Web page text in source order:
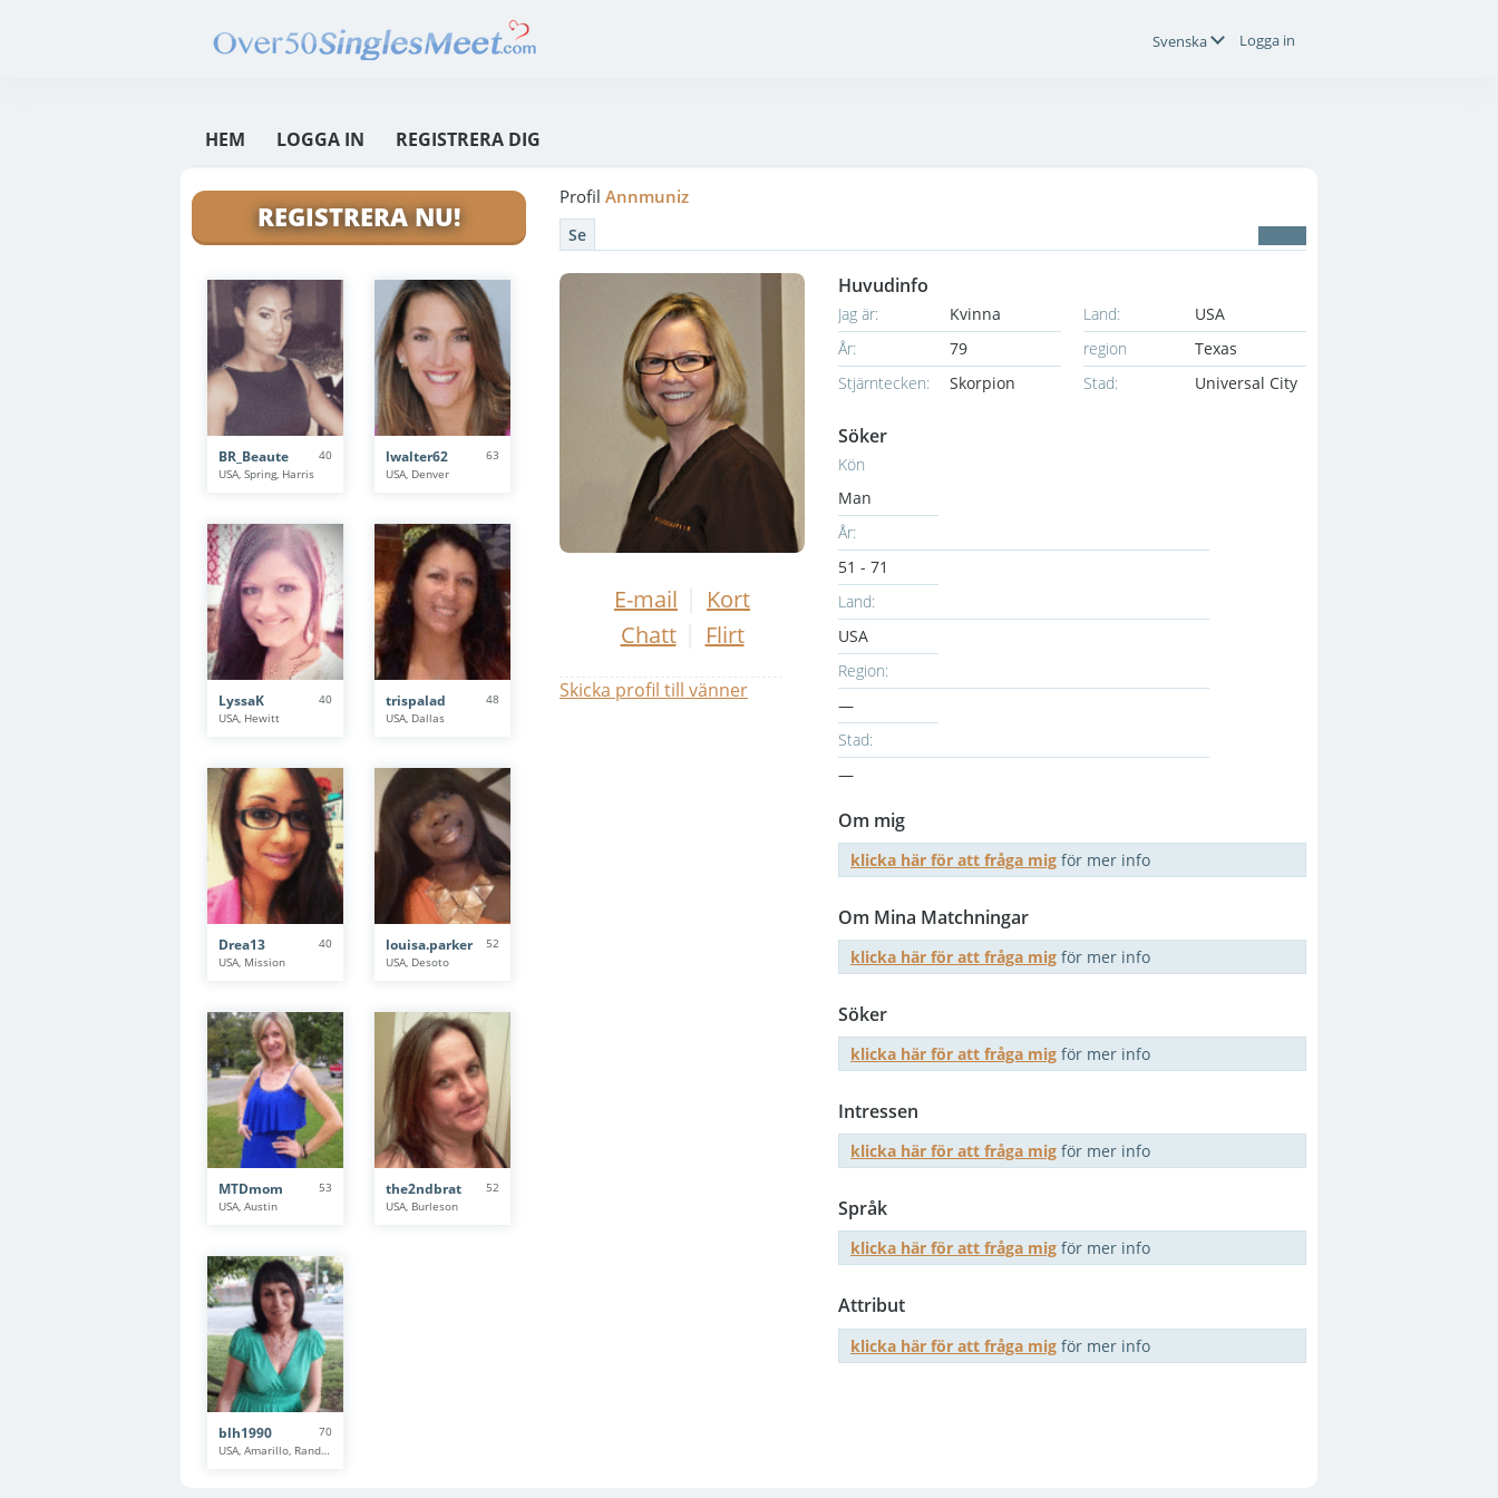
Svenska Logga in
HEM LOGGA IN REGISTRERA DIG
REGISTRERA NU!
BR_Beaute
40
USA, Spring, Harris
lwalter62
63
USA, Denver
LyssaK
40
USA, Hewitt
trispalad
48
USA, Dallas
Drea13
40
USA, Mission
louisa.parker
52
USA, Desoto
MTDmom
53
USA, Austin
the2ndbrat
52
USA, Burleson
blh1990
70
USA, Amarillo, Randall
Profil Annmuniz
Se
E-mail
Kort
Chatt| Flirt
Skicka profil till vänner
Huvudinfo
Jag är:
Kvinna
År:
79
Stjärntecken:
Skorpion
Land:
USA
region
Texas
Stad:
Universal City
Söker
Kön
Man
År:
51 - 71
Land:
USA
Region:
—
Stad:
—
Om mig
klicka här för att fråga mig för mer info
Om Mina Matchningar
klicka här för att fråga mig för mer info
Söker
klicka här för att fråga mig för mer info
Intressen
klicka här för att fråga mig för mer info
Språk
klicka här för att fråga mig för mer info
Attribut
klicka här för att fråga mig för mer info